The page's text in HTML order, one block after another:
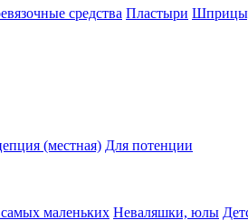
средства Пластыри Шприцы,
(местная) Для потенции
маленьких Неваляшки, юлы